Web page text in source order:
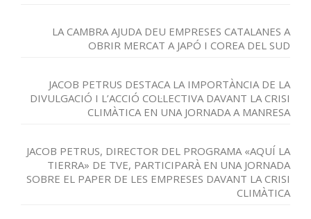
LA CAMBRA AJUDA DEU EMPRESES CATALANES A
OBRIR MERCAT A JAPÓ I COREA DEL SUD
JACOB PETRUS DESTACA LA IMPORTÀNCIA DE LA
DIVULGACIÓ I L’ACCIÓ COL·LECTIVA DAVANT LA CRISI
CLIMÀTICA EN UNA JORNADA A MANRESA
JACOB PETRUS, DIRECTOR DEL PROGRAMA «AQUÍ LA
TIERRA» DE TVE, PARTICIPARÀ EN UNA JORNADA
SOBRE EL PAPER DE LES EMPRESES DAVANT LA CRISI
CLIMÀTICA